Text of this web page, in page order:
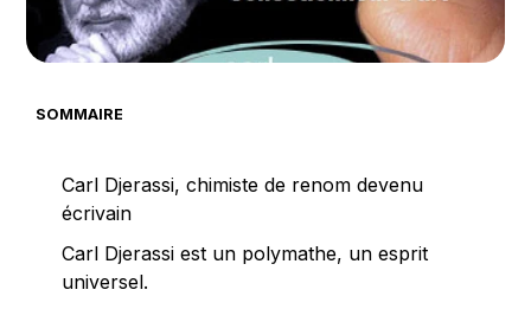
SOMMAIRE
Carl Djerassi, chimiste de renom devenu
écrivain
Carl Djerassi est un polymathe, un esprit
universel.